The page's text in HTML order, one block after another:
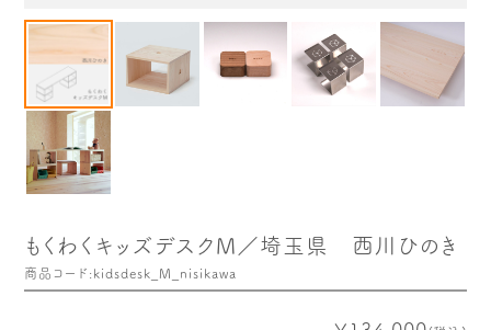
もくわくキッズデスクM／埼玉県 西川ひのき
商品コード:kidsdesk_M_nisikawa